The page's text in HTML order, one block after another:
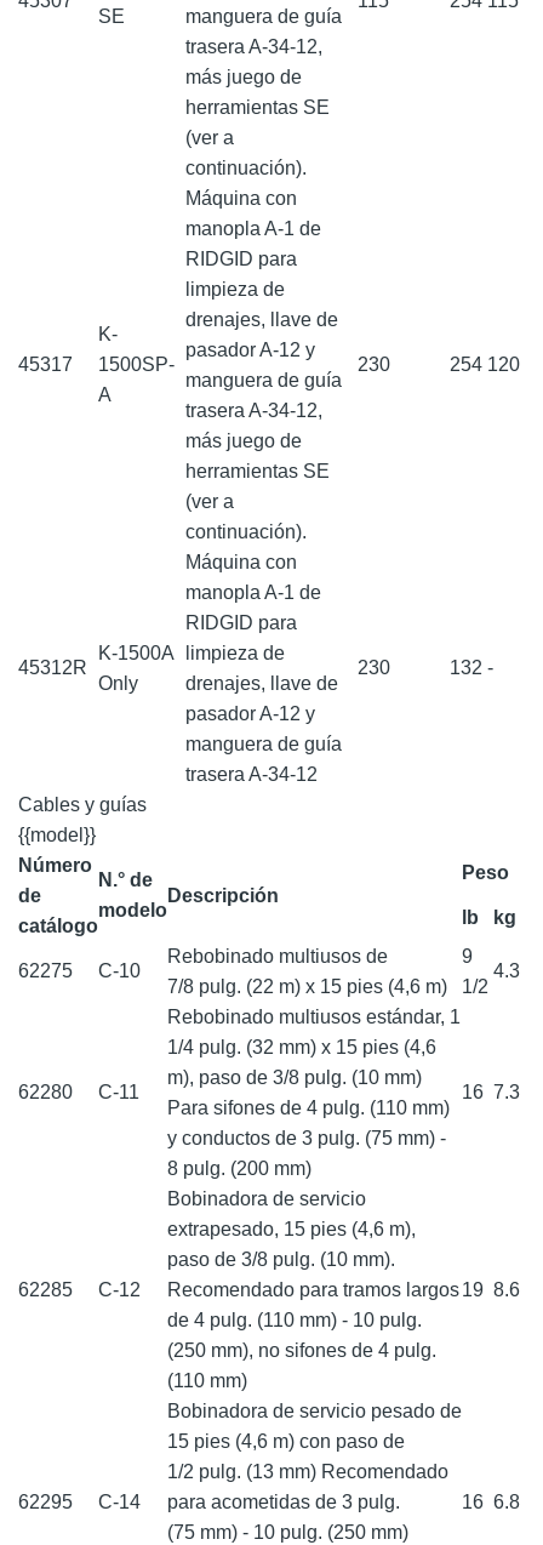
SE
manguera de guía
trasera A-34-12,
más juego de
herramientas SE
(ver a
continuación).
45317
K-
1500SP-
A
Máquina con
manopla A-1 de
RIDGID para
limpieza de
drenajes, llave de
pasador A-12 y
manguera de guía
trasera A-34-12,
más juego de
herramientas SE
(ver a
continuación).
230 254 120
45312R
K-1500A
Only
Máquina con
manopla A-1 de
RIDGID para
limpieza de
drenajes, llave de
pasador A-12 y
manguera de guía
trasera A-34-12
230 132 -
Cables y guías
{{model}}
Número
de
catálogo
N.° de
modelo
Descripción
Peso
lb kg
62275 C-10
Rebobinado multiusos de
7/8 pulg. (22 m) x 15 pies (4,6 m)
9
1/2
4.3
62280 C-11
Rebobinado multiusos estándar, 1
1/4 pulg. (32 mm) x 15 pies (4,6
m), paso de 3/8 pulg. (10 mm)
Para sifones de 4 pulg. (110 mm)
y conductos de 3 pulg. (75 mm) -
8 pulg. (200 mm)
16 7.3
62285 C-12
Bobinadora de servicio
extrapesado, 15 pies (4,6 m),
paso de 3/8 pulg. (10 mm).
Recomendado para tramos largos
de 4 pulg. (110 mm) - 10 pulg.
(250 mm), no sifones de 4 pulg.
(110 mm)
19 8.6
62295 C-14
Bobinadora de servicio pesado de
15 pies (4,6 m) con paso de
1/2 pulg. (13 mm) Recomendado
para acometidas de 3 pulg.
(75 mm) - 10 pulg. (250 mm)
16 6.8